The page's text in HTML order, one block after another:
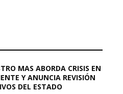
MAS ABORDA CRISIS EN
Y ANUNCIA REVISIÓN
DEL ESTADO